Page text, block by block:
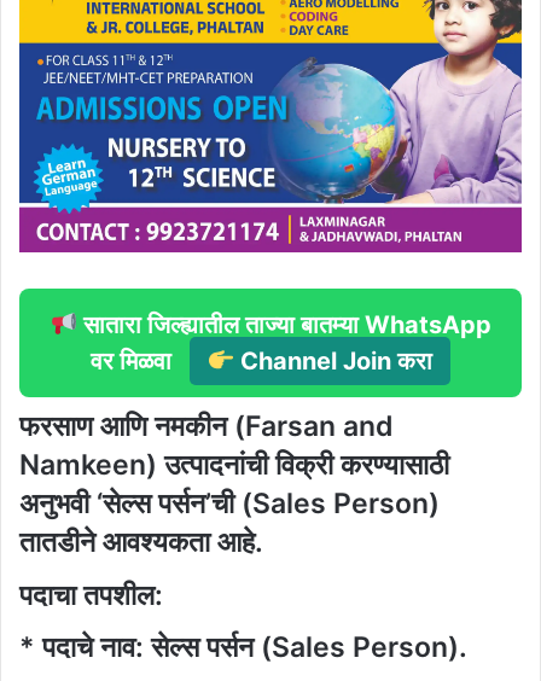
सातारा जिल्ह्यातील ताज्या बातम्या WhatsApp
वर मिळवा
Channel Join करा
फरसाण आणि नमकीन (Farsan and
Namkeen) उत्पादनांची विक्री करण्यासाठी
अनुभवी ‘सेल्स पर्सन’ची (Sales Person)
तातडीने आवश्यकता आहे.
पदाचा तपशील:
* पदाचे नाव: सेल्स पर्सन (Sales Person).